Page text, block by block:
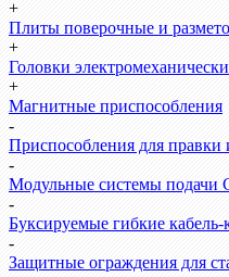
+
Плиты поверочные и
+
Головки
+
Магнитные приспособления
-
Приспособления для
-
Модульные системы
-
Буксируемые гибкие кабель-
-
Защитные ограждения для